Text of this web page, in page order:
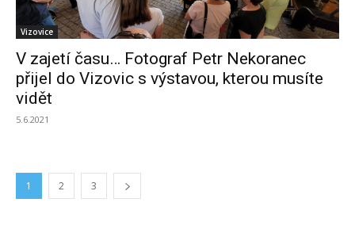
Vizovice
V zajetí času… Fotograf Petr Nekoranec
přijel do Vizovic s výstavou, kterou musíte
vidět
5.6.2021
1 2 3